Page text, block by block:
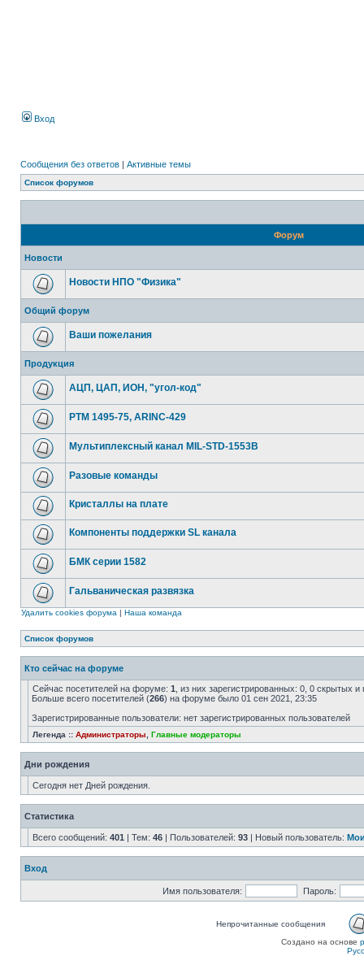
Вход
Сообщения без ответов | Активные темы
Список форумов
Форум
Новости
Новости НПО "Физика"
Общий форум
Ваши пожелания
Продукция
АЦП, ЦАП, ИОН, "угол-код"
РТМ 1495-75, ARINC-429
Мультиплексный канал MIL-STD-1553B
Разовые команды
Кристаллы на плате
Компоненты поддержки SL канала
БМК серии 1582
Гальваническая развязка
Удалить cookies форума | Наша команда
Список форумов
Кто сейчас на форуме
Сейчас посетителей на форуме: 1 , из них зарегистрированных: 0, 0 скрытых
Больше всего посетителей (266) на форуме было 01 сен 2021, 23:35
Зарегистрированные пользователи: нет зарегистрированных пользователей
Легенда :: Администраторы Главные модераторы
Дни рождения
Сегодня нет Дней рождения.
Статистика
Всего сообщений: 401 | Тем: 46 | Пользователей: 93 | Новый пользователь:
Вход
Имя пользователя: Пароль:
Непрочитанные сообщения
Создано на основе